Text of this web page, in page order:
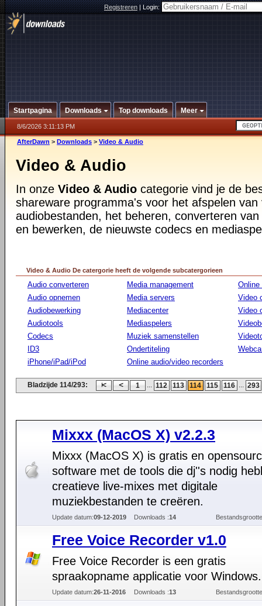
Registreren|Login:
Startpagina Downloads Top downloads Meer
8/6/2026 3:11:13 PM
AfterDawn > Downloads > Video & Audio
Video & Audio
In onze Video & Audio categorie vind je de
shareware programma's voor het afspelen van
audiobestanden, het beheren, converteren
en bewerken, de nieuwste codecs en
Video & Audio De catergorie heeft de volgende subcatergorieen
Audio converteren
Audio opnemen
Audiobewerking
Audiotools
Codecs
ID3
iPhone/iPad/iPod
Media management
Media servers
Mediacenter
Mediaspelers
Muziek samenstellen
Ondertiteling
Online audio/video recorders
Online
Video
Video
Bladzijde 114/293: 1 ... 112 113 114 115 116 ... 293
Mixxx (MacOS X) v2.2.3
Mixxx (MacOS X) is gratis en
software met de tools die dj''s nodig
creatieve live-mixes met digitale
muziekbestanden te creëren.
Update datum:09-12-2019 Downloads :14
Free Voice Recorder v1.0
Free Voice Recorder is een gratis
spraakopname applicatie voor Windows.
Update datum:26-11-2016 Downloads :13